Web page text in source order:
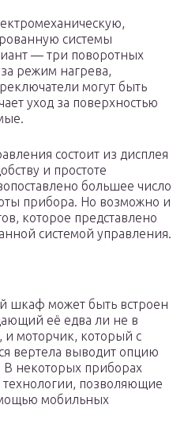
системы
— три поворотных
режим нагрева,
могут быть
уход за поверхностью
состоит из дисплея
и простоте
большее число
прибора. Но возможно и
которое представлено
системой управления.
шкаф может быть встроен
её едва ли не в
моторчик, который с
вертела выводит опцию
некоторых приборах
позволяющие
мобильных